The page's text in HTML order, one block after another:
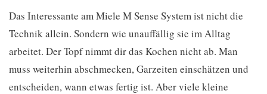
Das Interessante am Miele M Sense System ist nicht die
Technik allein. Sondern wie unauffällig sie im Alltag
arbeitet. Der Topf nimmt dir das Kochen nicht ab. Man
muss weiterhin abschmecken, Garzeiten einschätzen und
entscheiden, wann etwas fertig ist. Aber viele kleine